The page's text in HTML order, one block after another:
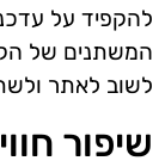
להקפיד על
המשתנים של
לשוב לאתר
שיפור